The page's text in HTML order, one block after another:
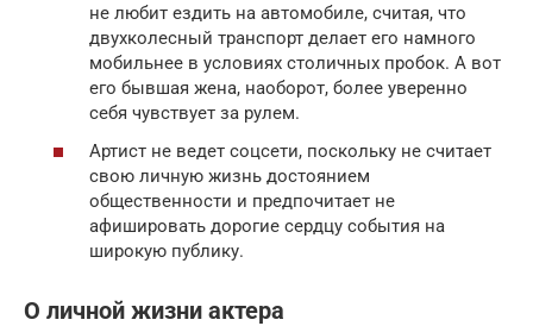
не любит ездить на автомобиле, считая, что
двухколесный транспорт делает его намного
мобильнее в условиях столичных пробок. А вот
его бывшая жена, наоборот, более уверенно
себя чувствует за рулем.
Артист не ведет соцсети, поскольку не считает
свою личную жизнь достоянием
общественности и предпочитает не
афишировать дорогие сердцу события на
широкую публику.
О личной жизни актера